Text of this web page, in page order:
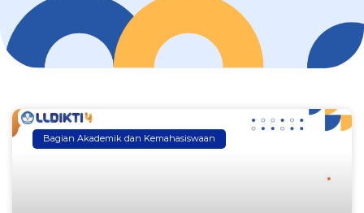
Bagian Akademik dan Kemahasiswaan